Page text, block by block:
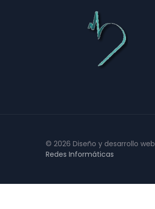
© 2026 Diseño y desarrollo web
Redes Informáticas